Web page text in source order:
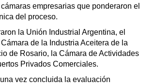
empresarias que ponderaron el
del proceso.
la Unión Industrial Argentina, el
de la Industria Aceitera de la
de Rosario, la Cámara de Actividades
Privados Comerciales.
vez concluida la evaluación